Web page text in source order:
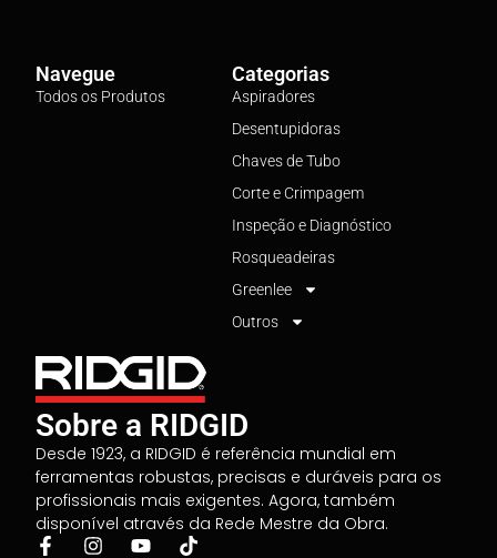
Sobre a RIDGID
Desde 1923, a RIDGID é referência mundial em
ferramentas robustas, precisas e duráveis para os
profissionais mais exigentes. Agora, também
disponível através da Rede Mestre da Obra.
Navegue
Todos os Produtos
Categorias
Aspiradores
Desentupidoras
Chaves de Tubo
Corte e Crimpagem
Inspeção e Diagnóstico
Rosqueadeiras
Greenlee
Outros